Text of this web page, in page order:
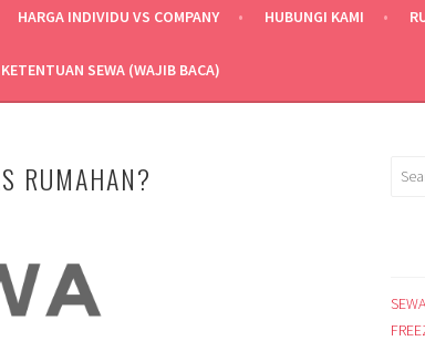
HARGA INDIVIDU VS COMPANY HUBUNGI KAMI
SEWA (WAJIB BACA)
RUMAHAN?
Search